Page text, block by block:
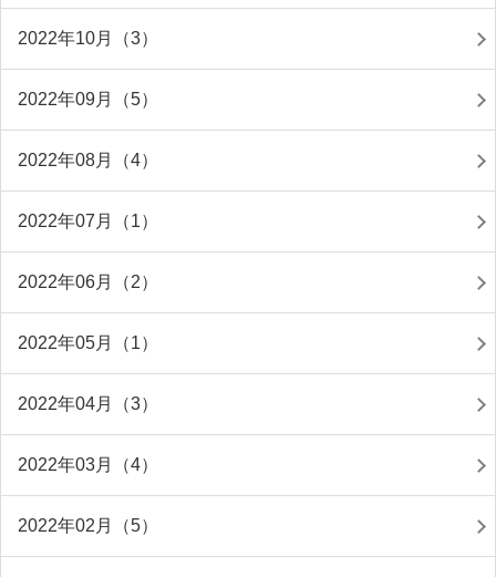
2022年10月（3）
2022年09月（5）
2022年08月（4）
2022年07月（1）
2022年06月（2）
2022年05月（1）
2022年04月（3）
2022年03月（4）
2022年02月（5）